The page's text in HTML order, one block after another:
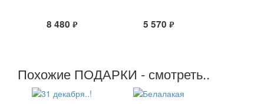
8 480 руб. 5 570 руб.
Похожие ПОДАРКИ - смотреть..